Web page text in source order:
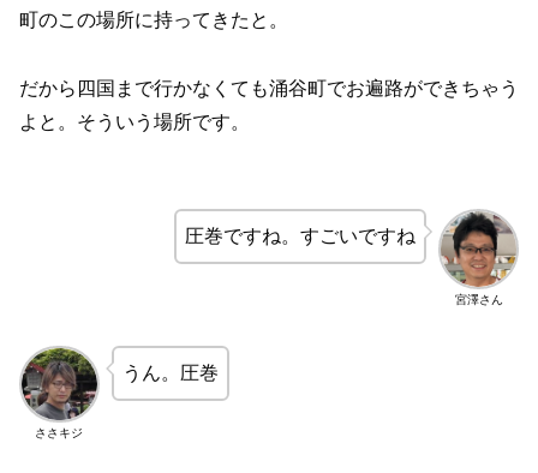
町のこの場所に持ってきたと。
だから四国まで行かなくても涌谷町でお遍路ができちゃう
よと。そういう場所です。
宮澤さん
圧巻ですね。すごいですね
ささキジ
うん。圧巻